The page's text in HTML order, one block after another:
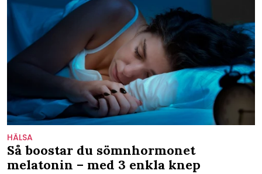
HÄLSA
Så boostar du sömnhormonet
melatonin – med 3 enkla knep